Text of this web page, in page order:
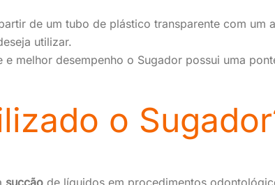
de um tubo de plástico transparente com um
utilizar.
melhor desempenho o Sugador possui uma
o